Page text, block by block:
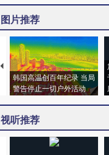
图片推荐
韩国高温创百年纪录 当局
警告停止一切户外活动
视听推荐